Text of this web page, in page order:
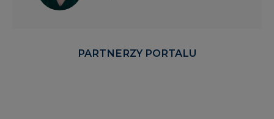
PARTNERZY PORTALU